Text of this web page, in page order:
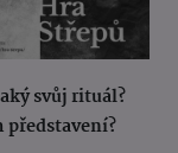
svůj rituál?
představení?